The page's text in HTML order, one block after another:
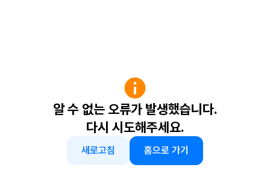
알 수 없는 오류가 발생했습니다.
다시 시도해주세요.
새로고침 홈으로 가기